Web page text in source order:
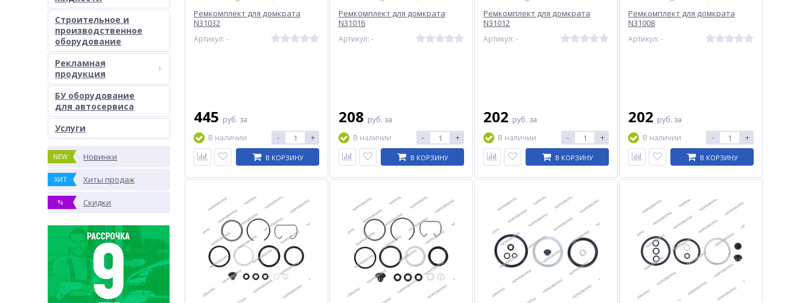
Строительное и
производственное
оборудование
Рекламная
продукция
БУ оборудование
для автосервиса
Услуги
NEW Новинки
ХИТ Хиты продаж
% Скидки
Ремкомплект для домкрата
N31032
Артикул: -
445 руб. за
В наличии
- +
В КОРЗИНУ
Ремкомплект для домкрата
N31016
Артикул: -
208 руб. за
В наличии
- +
В КОРЗИНУ
Ремкомплект для домкрата
N31012
Артикул: -
202 руб. за
В наличии
- +
В КОРЗИНУ
Ремкомплект для домкрата
N31008
Артикул: -
202 руб. за
В наличии
- +
В КОРЗИНУ